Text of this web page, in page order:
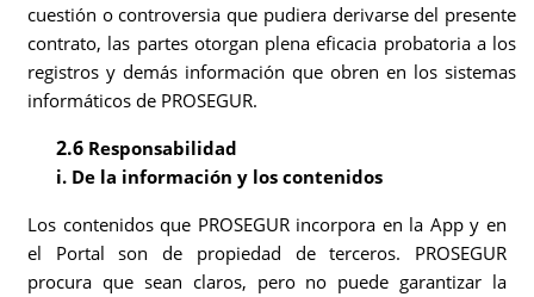
cuestión o controversia que pudiera derivarse del presente
contrato, las partes otorgan plena eficacia probatoria a los
registros y demás información que obren en los sistemas
informáticos de PROSEGUR.
2.6 Responsabilidad
i. De la información y los contenidos
Los contenidos que PROSEGUR incorpora en la App y en
el Portal son de propiedad de terceros. PROSEGUR
procura que sean claros, pero no puede garantizar la